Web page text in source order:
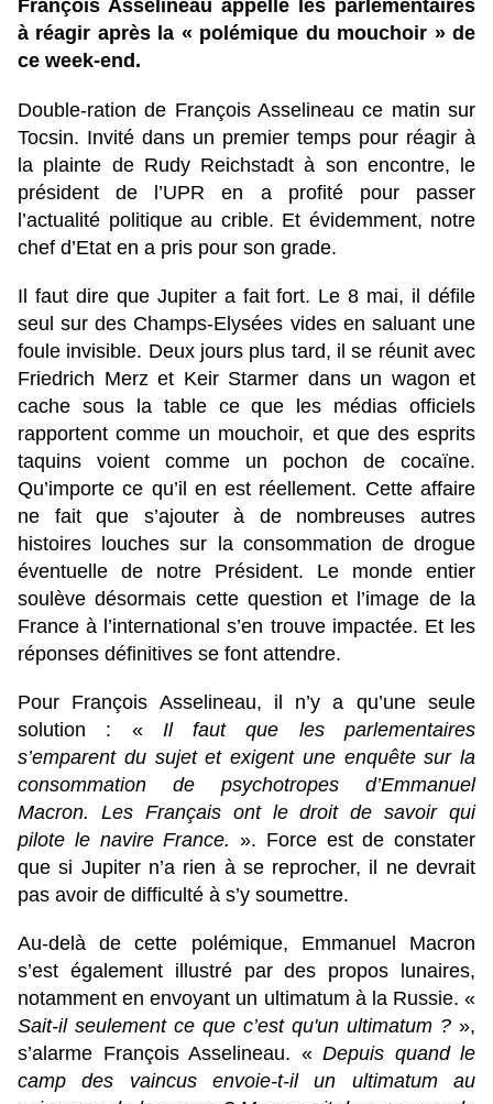
François Asselineau appelle les parlementaires
à réagir après la « polémique du mouchoir » de
ce week-end.
Double-ration de François Asselineau ce matin sur
Tocsin. Invité dans un premier temps pour réagir à
la plainte de Rudy Reichstadt à son encontre, le
président de l’UPR en a profité pour passer
l’actualité politique au crible. Et évidemment, notre
chef d’Etat en a pris pour son grade.
Il faut dire que Jupiter a fait fort. Le 8 mai, il défile
seul sur des Champs-Elysées vides en saluant une
foule invisible. Deux jours plus tard, il se réunit avec
Friedrich Merz et Keir Starmer dans un wagon et
cache sous la table ce que les médias officiels
rapportent comme un mouchoir, et que des esprits
taquins voient comme un pochon de cocaïne.
Qu’importe ce qu’il en est réellement. Cette affaire
ne fait que s’ajouter à de nombreuses autres
histoires louches sur la consommation de drogue
éventuelle de notre Président. Le monde entier
soulève désormais cette question et l’image de la
France à l’international s’en trouve impactée. Et les
réponses définitives se font attendre.
Pour François Asselineau, il n’y a qu’une seule
solution : « Il faut que les parlementaires
s’emparent du sujet et exigent une enquête sur la
consommation de psychotropes d’Emmanuel
Macron. Les Français ont le droit de savoir qui
pilote le navire France. ». Force est de constater
que si Jupiter n’a rien à se reprocher, il ne devrait
pas avoir de difficulté à s’y soumettre.
Au-delà de cette polémique, Emmanuel Macron
s’est également illustré par des propos lunaires,
notamment en envoyant un ultimatum à la Russie. «
Sait-il seulement ce que c’est qu'un ultimatum ? »,
s’alarme François Asselineau. « Depuis quand le
camp des vaincus envoie-t-il un ultimatum au